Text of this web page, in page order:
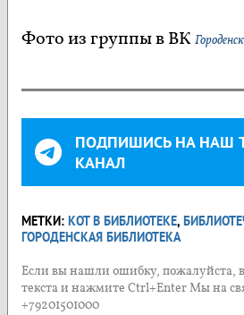
Фото из группы в ВК
ПОДПИШИСЬ НА НАШ
КАНАЛ
МЕТКИ: КОТ В БИБЛИОТЕКЕ,
ГОРОДЕНСКАЯ БИБЛИОТЕКА
Если вы нашли ошибку, пожалуйста,
текста и нажмите Ctrl+Enter Мы на
+79201501000